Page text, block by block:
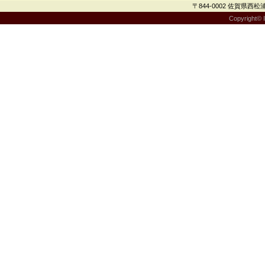
〒844-0002 佐賀県西松
Copyright©